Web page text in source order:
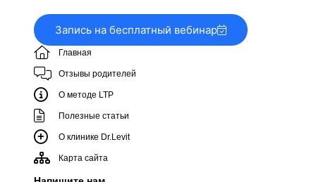
Запись на бесплатный вебинар
Главная
Отзывы родителей
О методе LTP
Полезные статьи
О клинике Dr.Levit
Карта сайта